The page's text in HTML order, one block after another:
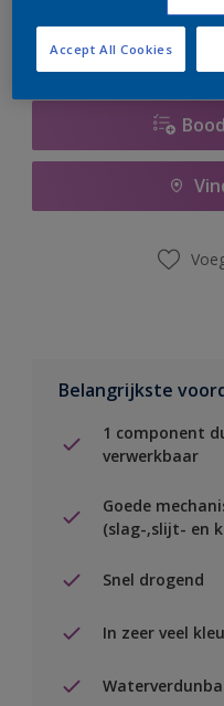
Belangrijkste
1 component
verwerkbaar
Goede
(slag-,slijt- en
Snel drogend
In zeer veel
Accept All Cookies